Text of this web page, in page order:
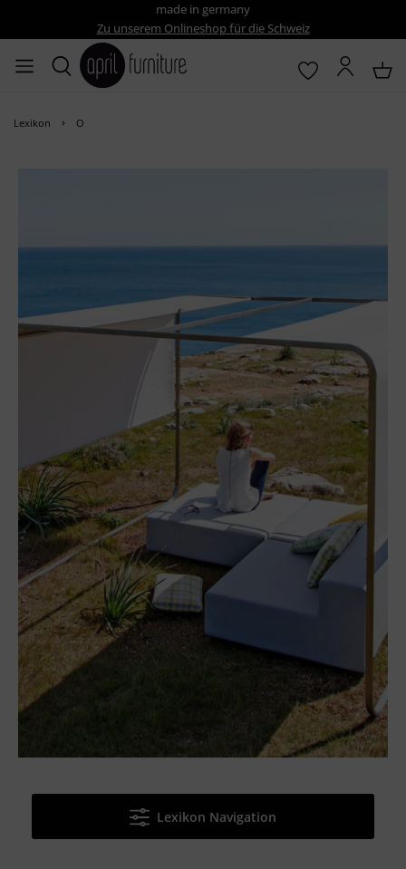
made in germany
Zu unserem Onlineshop für die Schweiz
Lexikon O
Lexikon Navigation